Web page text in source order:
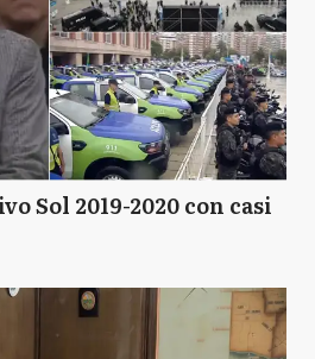
Sol 2019-2020 con casi